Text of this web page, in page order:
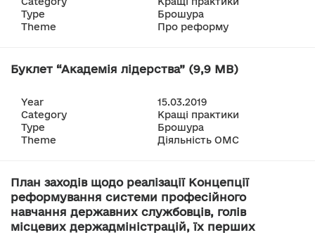
Type
Брошура
Theme
Про реформу
Буклет “Академія лідерства” (9,9 MB)
Year
15.03.2019
Category
Кращі практики
Type
Брошура
Theme
Діяльність ОМС
План заходів щодо реалізації Концепції
реформування системи професійного
навчання державних службовців, голів
місцевих держадміністрацій, їх перших